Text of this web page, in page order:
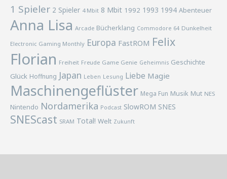
1 Spieler 2 Spieler 4 Mbit 8 Mbit 1992 1993 1994 Abenteuer
Anna Lisa Arcade Bücherklang Commodore 64 Dunkelheit
Electronic Gaming Monthly Europa FastROM Felix
Florian Freiheit Freude Game Genie Geheimnis Geschichte
Glück Hoffnung Japan Leben Lesung Liebe Magie
Maschinengeflüster Mega Fun Musik Mut NES
Nintendo Nordamerika Podcast SlowROM SNES
SNEScast SRAM Total! Welt Zukunft